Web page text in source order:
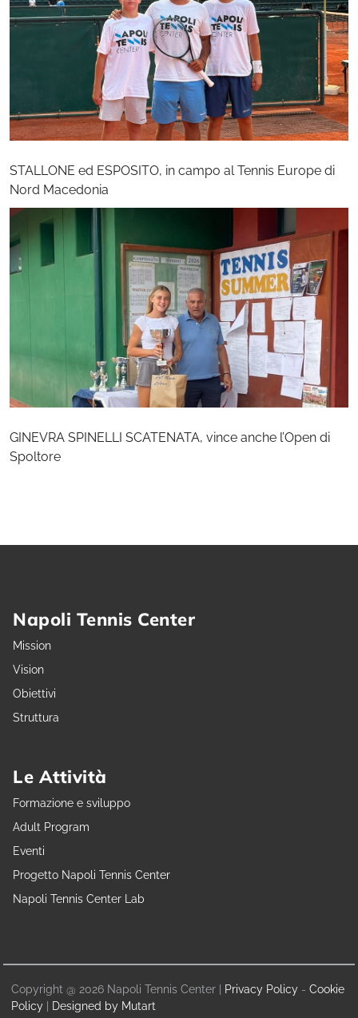
STALLONE ed ESPOSITO, in campo al Tennis Europe di
Nord Macedonia
GINEVRA SPINELLI SCATENATA, vince anche l’Open di
Spoltore
Napoli Tennis Center
Mission
Vision
Obiettivi
Struttura
Le Attività
Formazione e sviluppo
Adult Program
Eventi
Progetto Napoli Tennis Center
Napoli Tennis Center Lab
Copyright @ 2026 Napoli Tennis Center | Privacy Policy - Cookie
Policy
Designed by Mutart